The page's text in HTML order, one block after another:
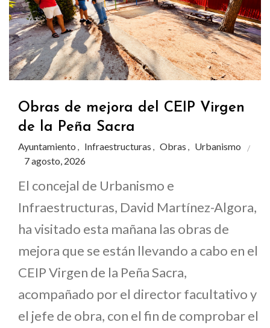
Obras de mejora del CEIP Virgen
de la Peña Sacra
Ayuntamiento , Infraestructuras , Obras , Urbanismo
7 agosto, 2026
El concejal de Urbanismo e
Infraestructuras, David Martínez-Algora,
ha visitado esta mañana las obras de
mejora que se están llevando a cabo en el
CEIP Virgen de la Peña Sacra,
acompañado por el director facultativo y
el jefe de obra, con el fin de comprobar el